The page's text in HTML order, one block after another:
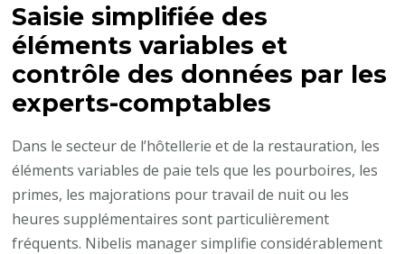
Saisie simplifiée des
éléments variables et
contrôle des données par les
experts-comptables
Dans le secteur de l’hôtellerie et de la restauration, les
éléments variables de paie tels que les pourboires, les
primes, les majorations pour travail de nuit ou les
heures supplémentaires sont particulièrement
fréquents. Nibelis manager simplifie considérablement